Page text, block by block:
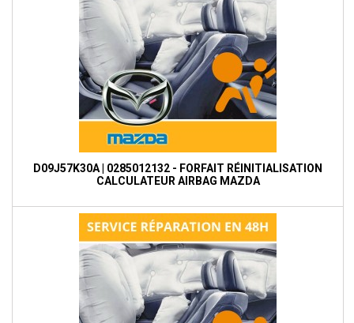
D09J57K30A | 0285012132 - FORFAIT RÉINITIALISATION
CALCULATEUR AIRBAG MAZDA